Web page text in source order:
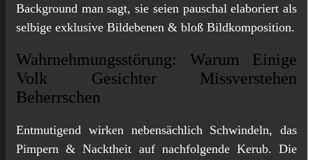
Background man sagt, sie seien pauschal elaboriert als
selbige exklusive Bildebenen & bloß Bildkomposition.
Wahrnehmungsstörung: Warum Einige
Volk Gesichter Missverstehen
Beherrschen
Entmutigend wirken nebensächlich Schwindeln, das
Pimpern & Nacktheit auf nachfolgende Kerub. Die